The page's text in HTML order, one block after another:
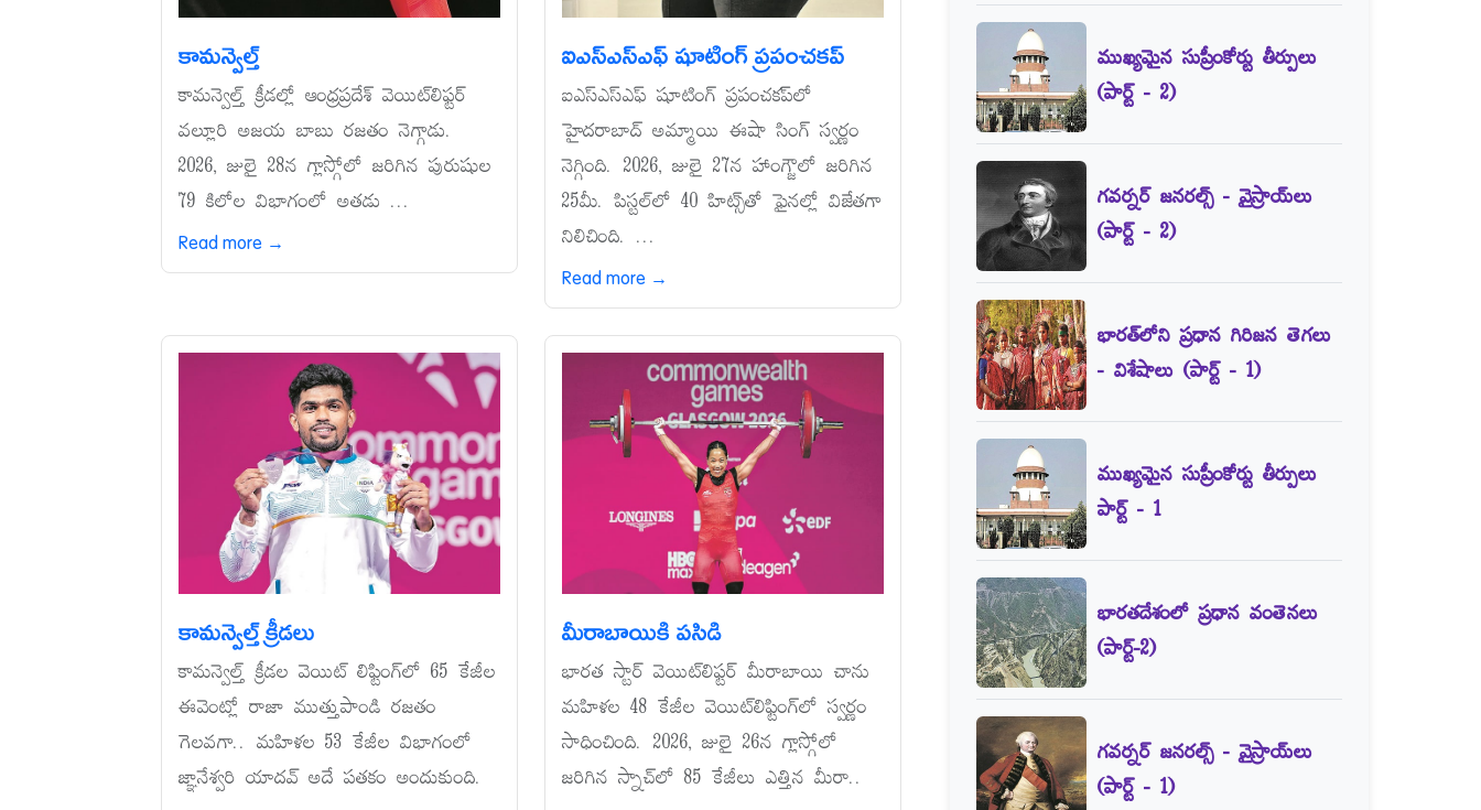
కామన్వెల్త్‌
కామన్వెల్త్‌ క్రీడల్లో ఆంధ్రప్రదేశ్‌ వెయిట్‌లిఫ్టర్‌
వల్లూరి అజయ బాబు రజతం నెగ్గాడు.
2026, జులై 28న గ్లాస్గోలో జరిగిన పురుషుల
79 కిలోల విభాగంలో అతడు ...
Read more →
ఐఎస్‌ఎస్‌ఎఫ్‌ షూటింగ్‌ ప్రపంచకప్‌
ఐఎస్‌ఎస్‌ఎఫ్‌ షూటింగ్‌ ప్రపంచకప్‌లో
హైదరాబాద్‌ అమ్మాయి ఈషా సింగ్‌ స్వర్ణం
నెగ్గింది. 2026, జులై 27న హాంగ్జౌలో జరిగిన
25మీ. పిస్టల్‌లో 40 హిట్స్‌తో ఫైనల్లో విజేతగా
నిలిచింది. ...
Read more →
కామన్వెల్త్‌ క్రీడలు
కామన్వెల్త్‌ క్రీడల వెయిట్‌ లిఫ్టింగ్‌లో 65 కేజీల
ఈవెంట్లో రాజా ముత్తుపాండి రజతం
గెలవగా.. మహిళల 53 కేజీల విభాగంలో
జ్ఞానేశ్వరి యాదవ్‌ అదే పతకం అందుకుంది.
మీరాబాయికి పసిడి
భారత స్టార్‌ వెయిట్‌లిఫ్టర్‌ మీరాబాయి చాను
మహిళల 48 కేజీల వెయిట్‌లిఫ్టింగ్‌లో స్వర్ణం
సాధించింది. 2026, జులై 26న గ్లాస్గోలో
జరిగిన స్నాచ్‌లో 85 కేజీలు ఎత్తిన మీరా..
ముఖ్యమైన సుప్రీంకోర్టు తీర్పులు
(పార్ట్‌ - 2)
గవర్నర్‌ జనరల్స్‌ - వైస్రాయ్‌లు
(పార్ట్‌ - 2)
భారత్‌లోని ప్రధాన గిరిజన తెగలు
- విశేషాలు (పార్ట్‌ - 1)
ముఖ్యమైన సుప్రీంకోర్టు తీర్పులు
పార్ట్‌ - 1
భారతదేశంలో ప్రధాన వంతెనలు
(పార్ట్‌-2)
గవర్నర్‌ జనరల్స్‌ - వైస్రాయ్‌లు
(పార్ట్‌ - 1)